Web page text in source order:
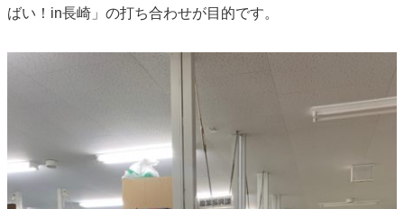
ばい！in長崎」の打ち合わせが目的です。